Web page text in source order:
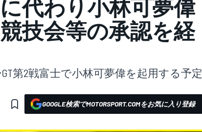
代わり小林可夢偉
技会等の承認を経
GT第2戦富士で小林可夢偉を起用する予定
GOOGLE検索でMOTORSPORT.COMをお気に入り登録